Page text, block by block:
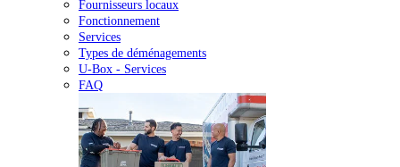
Fournisseurs locaux
Fonctionnement
Services
Types de déménagements
U-Box - Services
FAQ